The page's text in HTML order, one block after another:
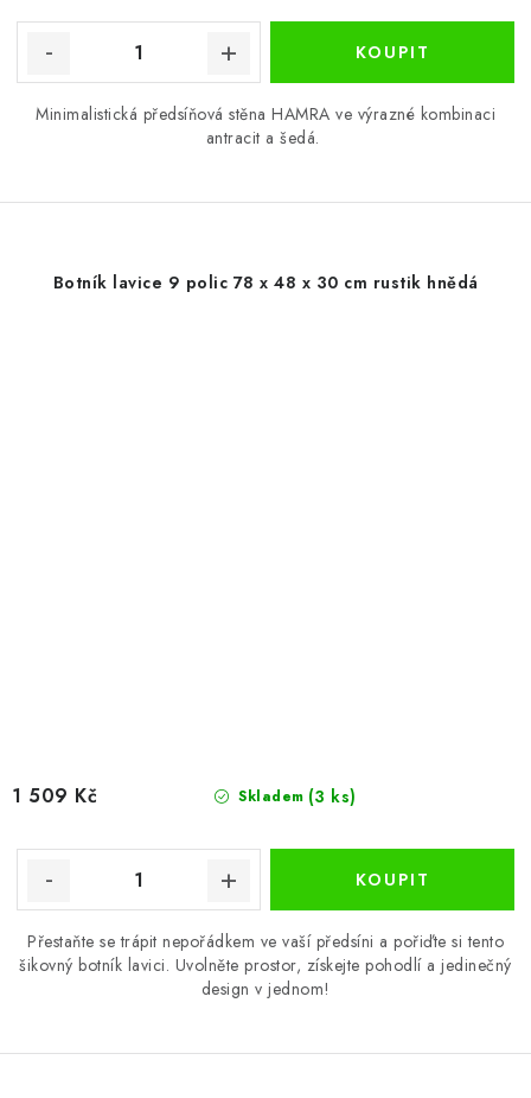
Minimalistická předsíňová stěna HAMRA ve výrazné kombinaci
antracit a šedá.
Botník lavice 9 polic 78 x 48 x 30 cm rustik hnědá
Skladem (3 ks)
1 509 Kč
Přestaňte se trápit nepořádkem ve vaší předsíni a pořiďte si tento
šikovný botník lavici. Uvolněte prostor, získejte pohodlí a jedinečný
design v jednom!